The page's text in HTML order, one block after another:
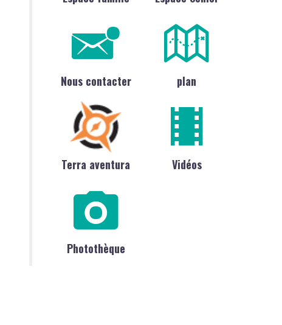
Nous contacter plan
Terra aventura Vidéos
Photothèque